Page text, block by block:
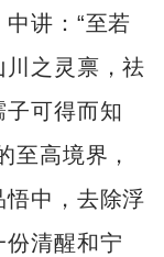
讲：“至若
之灵禀，祛
可得而知
至高境界，
中，去除浮
份清醒和宁